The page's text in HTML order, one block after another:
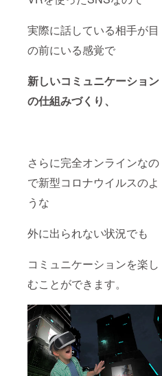
実際に話している相手が目
の前にいる感覚で
新しいコミュニケーション
の仕組みづくり、
さらに完全オンラインなの
で新型コロナウイルスのよ
うな
外に出られない状況でも
コミュニケーションを楽し
むことができます。